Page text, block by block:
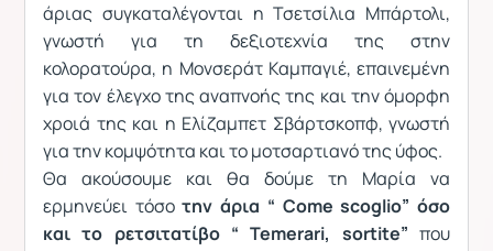
άριας συγκαταλέγονται η Τσετσίλια Μπάρτολι,
γνωστή για τη δεξιοτεχνία της στην
κολορατούρα, η Μονσεράτ Καμπαγιέ, επαινεμένη
για τον έλεγχο της αναπνοής της και την όμορφη
χροιά της και η Ελίζαμπετ Σβάρτσκοπφ, γνωστή
για την κομψότητα και το μοτσαρτιανό της ύφος.
Θα ακούσουμε και θα δούμε τη Μαρία να
ερμηνεύει τόσοτην άρια “ Come scoglio” όσο
και το ρετσιτατίβο “Temerari, sortite” που